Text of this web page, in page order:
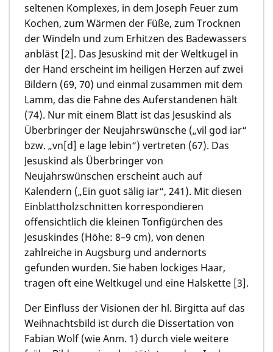
seltenen Komplexes, in dem Joseph Feuer zum
Kochen, zum Wärmen der Füße, zum Trocknen
der Windeln und zum Erhitzen des Badewassers
anbläst [2]. Das Jesuskind mit der Weltkugel in
der Hand erscheint im heiligen Herzen auf zwei
Bildern (69, 70) und einmal zusammen mit dem
Lamm, das die Fahne des Auferstandenen hält
(74). Nur mit einem Blatt ist das Jesuskind als
Überbringer der Neujahrswünsche („vil god iar“
bzw. „vn[d] e lage lebin“) vertreten (67). Das
Jesuskind als Überbringer von
Neujahrswünschen erscheint auch auf
Kalendern („Ein guot sälig iar“, 241). Mit diesen
Einblattholzschnitten korrespondieren
offensichtlich die kleinen Tonfigürchen des
Jesuskindes (Höhe: 8–9 cm), von denen
zahlreiche in Augsburg und andernorts
gefunden wurden. Sie haben lockiges Haar,
tragen oft eine Weltkugel und eine Halskette [3].
Der Einfluss der Visionen der hl. Birgitta auf das
Weihnachtsbild ist durch die Dissertation von
Fabian Wolf (wie Anm. 1) durch viele weitere